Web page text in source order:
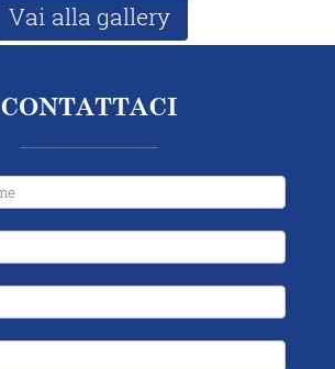
Vai alla gallery
CONTATTACI